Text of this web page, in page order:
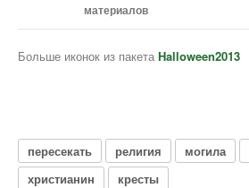
материалов
Больше иконок из пакета Halloween2013
пересекать религия могила
христианин
кресты